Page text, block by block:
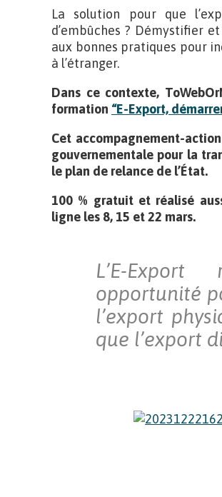
La solution pour que
d’embûches ? Démystifier
aux bonnes pratiques pour
à l’étranger.
Dans ce contexte,
formation “E-Export,
Cet accompagnement-
gouvernementale pour la
le plan de relance de l’État.
100 % gratuit et réalisé
ligne les 8, 15 et 22 mars.
L’E-
opportunité
l’export
que l’export